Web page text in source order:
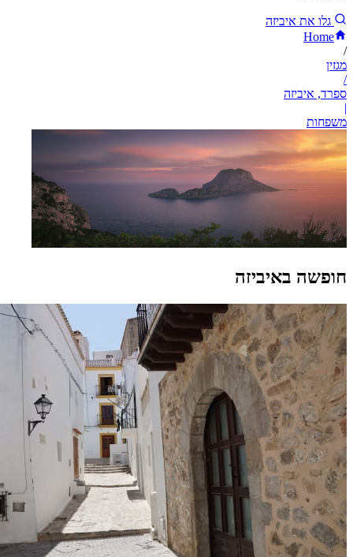
גלו את איביזה
Home
/
מגזין
/
ספרד, איביזה
|
משפחות
חופשה באיביזה